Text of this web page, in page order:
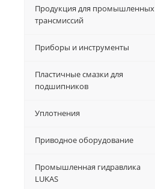
Продукция для промышленных
трансмиссий
Приборы и инструменты
Пластичные смазки для
подшипников
Уплотнения
Приводное оборудование
Промышленная гидравлика
LUKAS